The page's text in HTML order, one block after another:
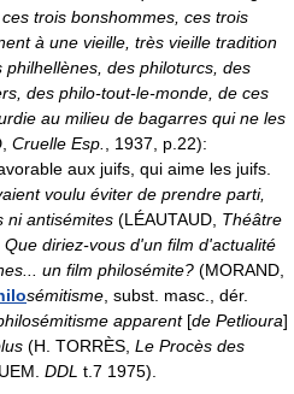
trois bonshommes, ces trois
à une vieille, très vieille tradition
des philoturcs, des
des philo-tout-le-monde, de ces
au milieu de bagarres qui ne les
Cruelle Esp.
, 1937, p.22):
aux juifs, qui aime les juifs.
voulu éviter de prendre parti,
ni antisémites (LÉAUTAUD, Théâtre
Que diriez-vous d'un film d'actualité
un film philosémite? (MORAND,
sémitisme , subst. masc., dér.
apparent[de Petlioura]
(H. TORRÈS, Le Procès des
DDL t.7 1975).